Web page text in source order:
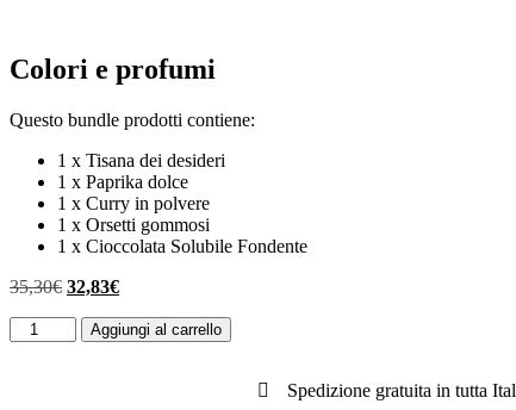
Colori e profumi
Questo bundle prodotti contiene:
1 x Tisana dei desideri
1 x Paprika dolce
1 x Curry in polvere
1 x Orsetti gommosi
1 x Cioccolata Solubile Fondente
35,30€ Il
originale
32,83€Il
attuale
Colori
e
Aggiungi al carrello
Spedizione gratuita in tutta